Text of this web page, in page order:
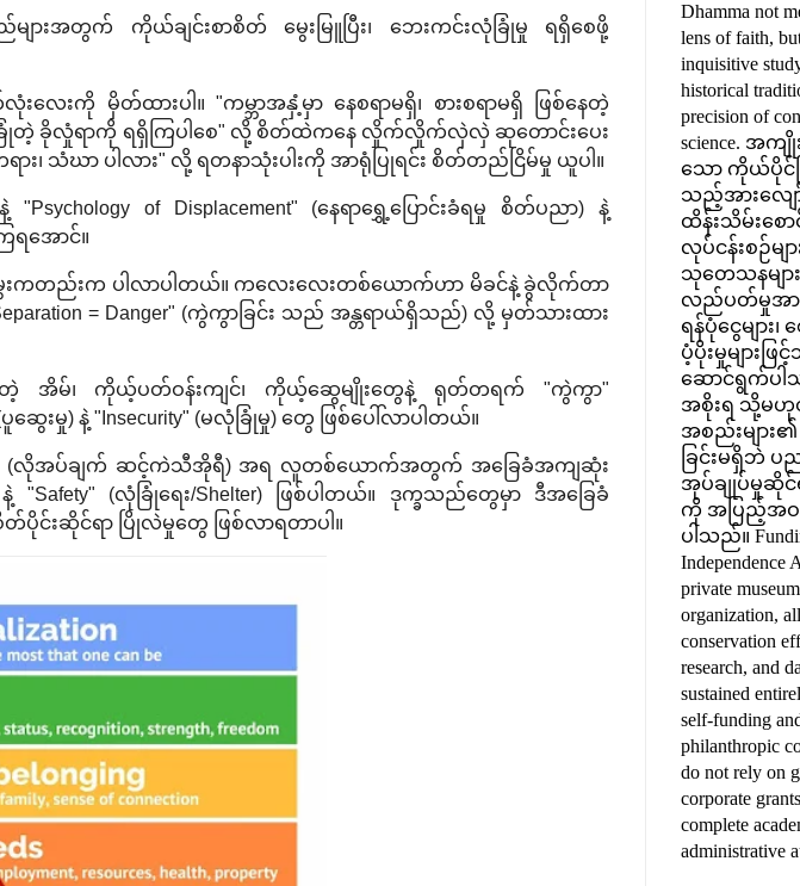
ျားအတွက် ကိုယ်ချင်းစာစိတ် မွေးမြူပြီး၊ ဘေးကင်းလုံခြုံမှု ရရှိစေဖို့
ေးကို မှိတ်ထားပါ။ "ကမ္ဘာအနှံ့မှာ နေစရာမရှိ၊ စားစရာမရှိ ဖြစ်နေတဲ့
ခြုံတဲ့ ခိုလှုံရာကို ရရှိကြပါစေ" လို့ စိတ်ထဲကနေ လှိုက်လှိုက်လှဲလှဲ ဆုတောင်းပေး
း၊ သံဃာ ပါလား" လို့ ရတနာသုံးပါးကို အာရုံပြုရင်း စိတ်တည်ငြိမ်မှု ယူပါ။
of Displacement" (နေရာရွှေ့ပြောင်းခံရမှု စိတ်ပညာ) နဲ့
ရအောင်။
ေးကတည်းက ပါလာပါတယ်။ ကလေးလေးတစ်ယောက်ဟာ မိခင်နဲ့ ခွဲလိုက်တာ
= Danger" (ကွဲကွာခြင်း သည် အန္တရာယ်ရှိသည်) လို့ မှတ်သားထား
တဲ့ အိမ်၊ ကိုယ့်ပတ်ဝန်းကျင်၊ ကိုယ့်ဆွေမျိုးတွေနဲ့ ရုတ်တရက် "ကွဲကွာ"
ေးမှု) နဲ့ "Insecurity" (မလုံခြုံမှု) တွေ ဖြစ်ပေါ်လာပါတယ်။
(လိုအပ်ချက် ဆင့်ကဲသီအိုရီ) အရ လူတစ်ယောက်အတွက် အခြေခံအကျဆုံး
"Safety" (လုံခြုံရေး/Shelter) ဖြစ်ပါတယ်။ ဒုက္ခသည်တွေမှာ ဒီအခြေခံ
ပိုင်းဆိုင်ရာ ပြိုလဲမှုတွေ ဖြစ်လာရတာပါ။
Dhamma not
lens of faith,
inquisitive
historical
precision of
science. အ
သော ကိုယ်ပိုင်
သည့်အားလျေ
ထိန်းသိမ်းစေ
လုပ်ငန်းစဉ်မျာ
သုတေသနမျာ
လည်ပတ်မှုအာ
ရန်ပုံငွေများ၊
ပံ့ပိုးမှုများ
ဆောင်ရွက်ပ
အစိုးရ သို့မဟု
အစည်းများ
ခြင်းမရှိဘဲ ပ
အုပ်ချုပ်မှုဆို
ကို အပြည့်အဝ
ပါသည်။
Independence
private
organization,
conservation
research, and
sustained
self-funding
philanthropic
do not rely on
corporate
complete
administrative